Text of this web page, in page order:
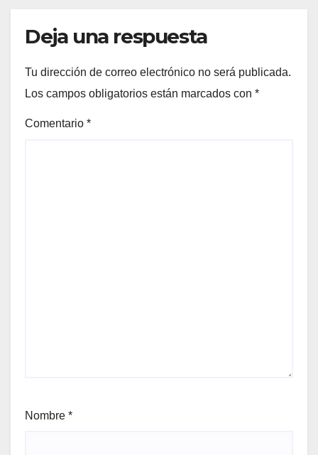
Deja una respuesta
Tu dirección de correo electrónico no será publicada.
Los campos obligatorios están marcados con *
Comentario *
Nombre *